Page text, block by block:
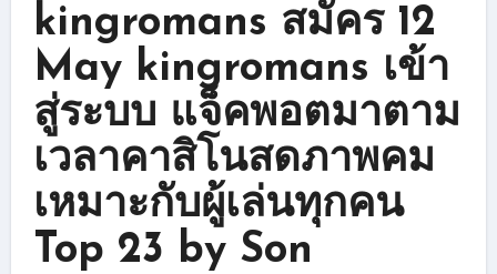
kingromans สมัคร 12
May kingromans เข้า
สู่ระบบ แจ็คพอตมาตาม
เวลาคาสิโนสดภาพคม
เหมาะกับผู้เล่นทุกคน
Top 23 by Son